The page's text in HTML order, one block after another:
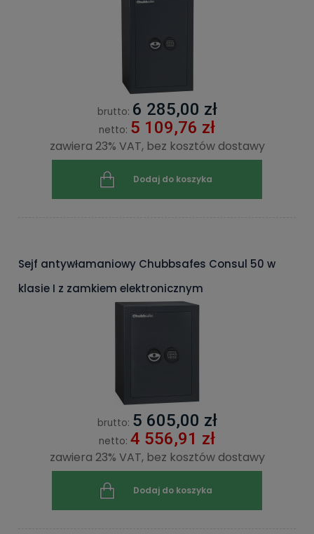
brutto: 6 285,00 zł
netto: 5 109,76 zł
zawiera 23% VAT, bez kosztów dostawy
Dodaj do koszyka
Sejf antywłamaniowy Chubbsafes Consul 50 w
klasie I z zamkiem elektronicznym
brutto: 5 605,00 zł
netto: 4 556,91 zł
zawiera 23% VAT, bez kosztów dostawy
Dodaj do koszyka